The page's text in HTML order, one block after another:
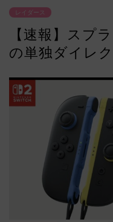
レイダース
【速報】スプ
の単独ダイレ